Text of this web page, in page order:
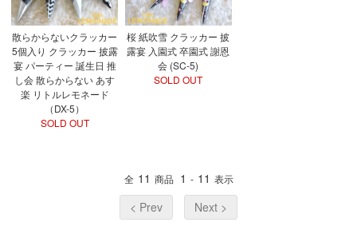
散らからないクラッカー
5個入り クラッカー 披露
宴 パーティー 誕生日 推
し会 散らからない あす
楽 リトルレモネード
（DX-5）
SOLD OUT
桜 紙吹雪 クラッカー 披
露宴 入園式 卒園式 謝恩
会 (SC-5)
SOLD OUT
全 11 商品 1 - 11 表示
< Prev Next >